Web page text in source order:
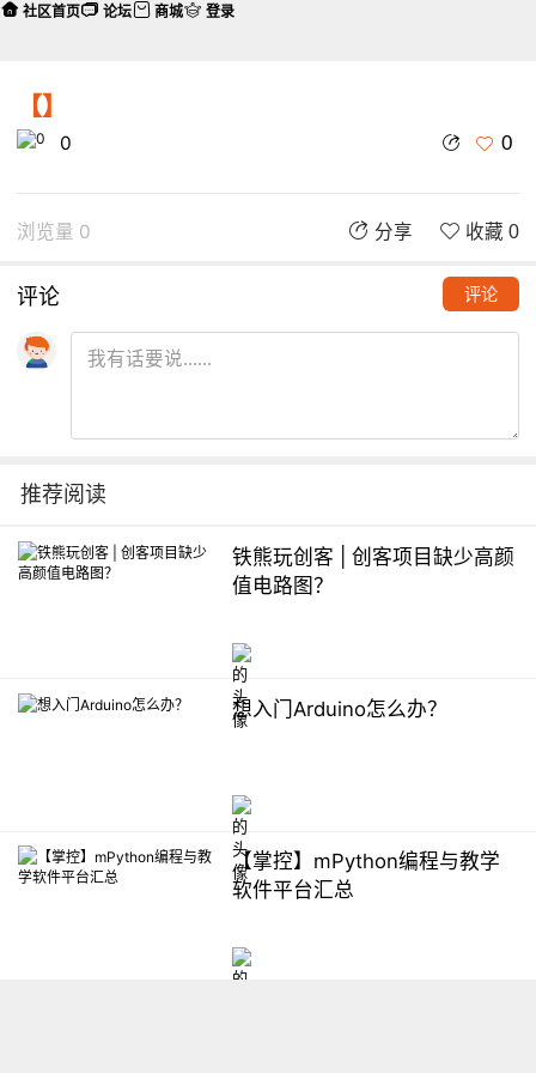
【】
0 0
浏览量 0 分享 收藏 0
评论 评论
推荐阅读
铁熊玩创客 | 创客项目缺少高颜
值电路图？
想入门Arduino怎么办？
【掌控】mPython编程与教学
软件平台汇总
社区首页 论坛 商城 登录